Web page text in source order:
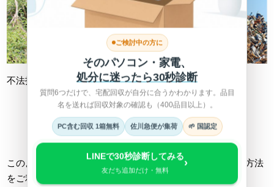
不法投棄 不適切処理
詳しくは総務省HPへ >
このようなトラブルに巻き込まれない為にも、正しい回収方法
をご利用ください。
ご検討中の方に
そのパソコン・家電、
処分に迷ったら30秒診断
質問6つだけで、宅配回収が自分に合うかわかります。品目
名を送れば回収対象の確認も（400品目以上）。
PC含む回収 1箱無料 佐川急便が集荷 🌱 国認定
LINEで30秒診断してみる
友だち追加だけ・無料
›